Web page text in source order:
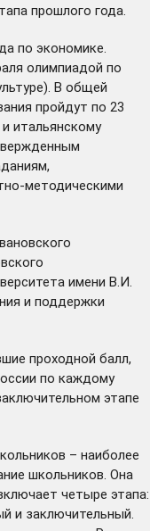
прошлого года.
по экономике.
олимпиадой по
В общей
пройдут по 23
итальянскому
методическими
имени В.И.
и поддержки
проходной балл,
по каждому
этапе
– наиболее
школьников. Она
четыре этапа:
и заключительный.